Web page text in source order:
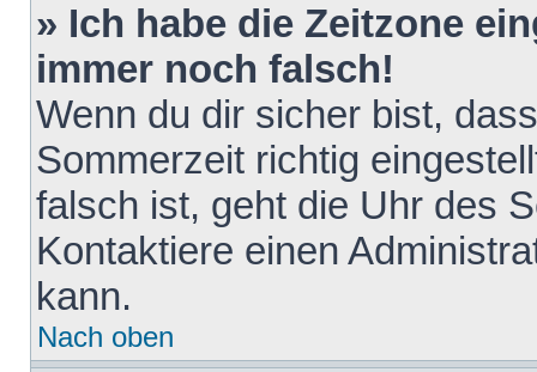
» Ich habe die Zeitzone
immer noch falsch!
Wenn du dir sicher bist,
Sommerzeit richtig
falsch ist, geht die Uhr des
Kontaktiere einen
kann.
Nach oben